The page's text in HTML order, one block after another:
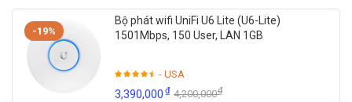
-19%
Bộ phát wifi UniFi U6 Lite (U6-Lite)
1501Mbps, 150 User, LAN 1GB
- USA
3,390,000₫ 4,200,000₫